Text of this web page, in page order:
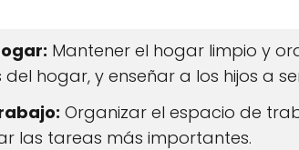
Mantener el hogar limpio y
hogar, y enseñar a los hijos a
Organizar el espacio de
las tareas más importantes.